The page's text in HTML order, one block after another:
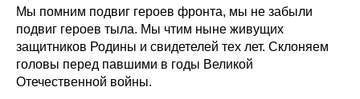
Мы помним подвиг героев фронта, мы не забыли
подвиг героев тыла. Мы чтим ныне живущих
защитников Родины и свидетелей тех лет. Склоняем
головы перед павшими в годы Великой
Отечественной войны.